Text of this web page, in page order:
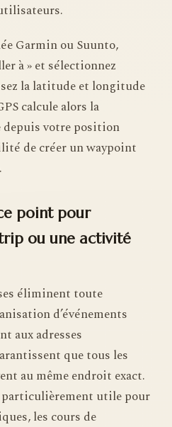
Garmin ou Suunto,
à » et sélectionnez
la latitude et longitude
calcule alors la
votre position
de créer un waypoint
point pour
ou une activité
éliminent toute
d’événements
aux adresses
que tous les
au même endroit exact.
particulièrement utile pour
les cours de